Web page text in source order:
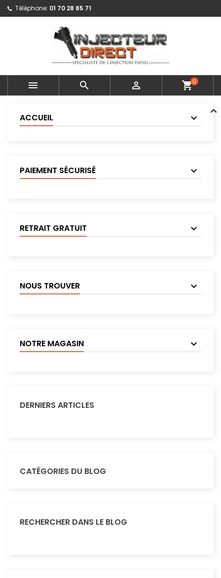
Téléphone: 01 70 28 85 71
   shopping_cart0
ACCUEIL
PAIEMENT SÉCURISÉ
RETRAIT GRATUIT
NOUS TROUVER
NOTRE MAGASIN
DERNIERS ARTICLES
CATÉGORIES DU BLOG
RECHERCHER DANS LE BLOG